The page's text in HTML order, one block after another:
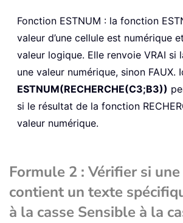
Fonction ESTNUM : la fonction
valeur d’une cellule est numérique
valeur logique. Elle renvoie VRAI si
une valeur numérique, sinon FAUX.
ESTNUM(RECHERCHE(C3;B3))
si le résultat de la fonction
valeur numérique.
Formule 2 : Vérifier si
contient un texte
à la casse Sensible à la